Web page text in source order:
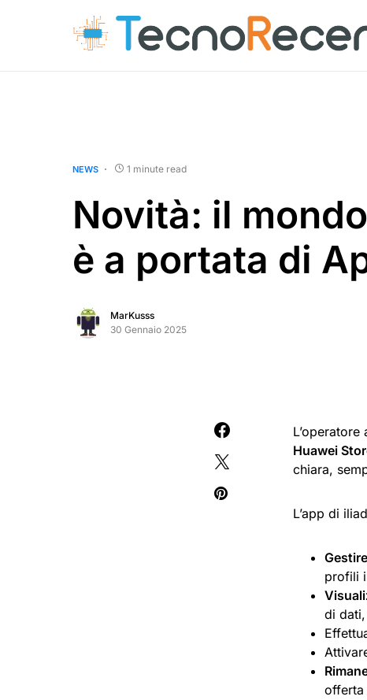
NEWS 1 minute read
Novità: il
è a portata di
MarKusss
30 Gennaio 2025
Huawei
chiara,
L’app di
profili
di
offerta